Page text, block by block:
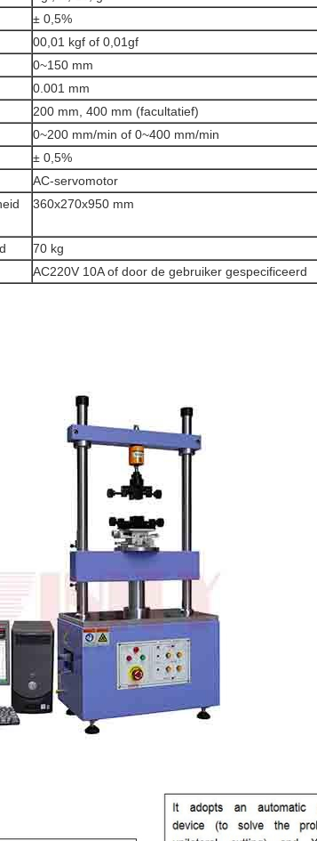
± 0,5%
00,01 kgf of 0,01gf
0~150 mm
0.001 mm
200 mm, 400 mm (facultatief)
0~200 mm/min of 0~400 mm/min
± 0,5%
AC-servomotor
360x270x950 mm
70 kg
AC220V 10A of door de gebruiker gespecificeerd